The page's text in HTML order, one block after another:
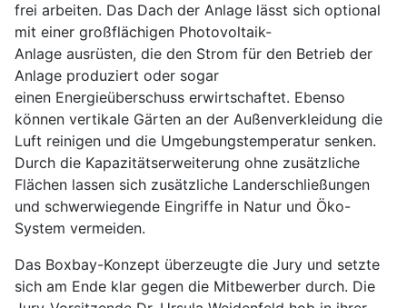
frei arbeiten. Das Dach der Anlage lässt sich optional
mit einer großflächigen Photovoltaik-
Anlage ausrüsten, die den Strom für den Betrieb der
Anlage produziert oder sogar
einen Energieüberschuss erwirtschaftet. Ebenso
können vertikale Gärten an der Außenverkleidung die
Luft reinigen und die Umgebungstemperatur senken.
Durch die Kapazitätserweiterung ohne zusätzliche
Flächen lassen sich zusätzliche Landerschließungen
und schwerwiegende Eingriffe in Natur und Öko-
System vermeiden.
Das Boxbay-Konzept überzeugte die Jury und setzte
sich am Ende klar gegen die Mitbewerber durch. Die